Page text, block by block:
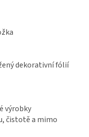
dekorativní fólií
výrobky
čistotě a mimo